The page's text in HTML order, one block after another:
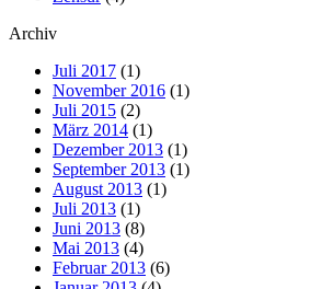
Archiv
Juli 2017 (1)
November 2016 (1)
Juli 2015 (2)
März 2014 (1)
Dezember 2013 (1)
September 2013 (1)
August 2013 (1)
Juli 2013 (1)
Juni 2013 (8)
Mai 2013 (4)
Februar 2013 (6)